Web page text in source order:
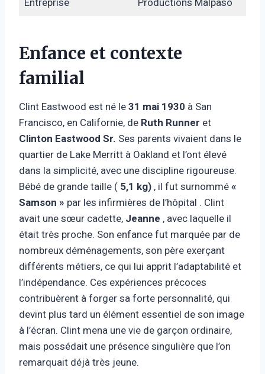
Enfance et contexte
familial
Clint Eastwood est né le 31 mai 1930 à San
Francisco, en Californie, de Ruth Runner et
Clinton Eastwood Sr. Ses parents vivaient dans le
quartier de Lake Merritt à Oakland et l’ont élevé
dans la simplicité, avec une discipline rigoureuse.
Bébé de grande taille ( 5,1 kg) , il fut surnommé «
Samson » par les infirmières de l’hôpital . Clint
avait une sœur cadette, Jeanne , avec laquelle il
était très proche. Son enfance fut marquée par de
nombreux déménagements, son père exerçant
différents métiers, ce qui lui apprit l’adaptabilité et
l’indépendance. Ces expériences précoces
contribuèrent à forger sa forte personnalité, qui
devint plus tard un élément essentiel de son image
à l’écran. Clint mena une vie de garçon ordinaire,
mais possédait une présence singulière que l’on
remarquait déjà très jeune.